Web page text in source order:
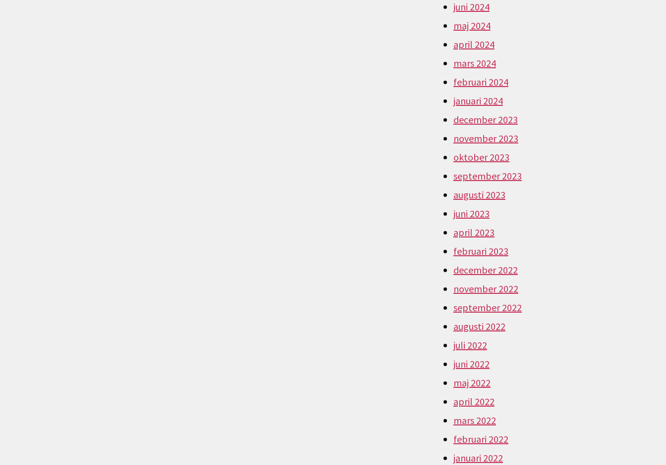
juni 2024
maj 2024
april 2024
mars 2024
februari 2024
januari 2024
december 2023
november 2023
oktober 2023
september 2023
augusti 2023
juni 2023
april 2023
februari 2023
december 2022
november 2022
september 2022
augusti 2022
juli 2022
juni 2022
maj 2022
april 2022
mars 2022
februari 2022
januari 2022